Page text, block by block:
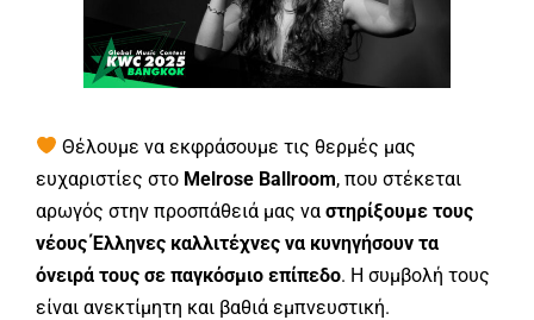
Θέλουμε να εκφράσουμε τις θερμές μας
ευχαριστίες στο Melrose Ballroom, που στέκεται
αρωγός στην προσπάθειά μας να στηρίξουμε τους
νέους Έλληνες καλλιτέχνες να κυνηγήσουν τα
όνειρά τους σε παγκόσμιο επίπεδο. Η συμβολή τους
είναι ανεκτίμητη και βαθιά εμπνευστική.